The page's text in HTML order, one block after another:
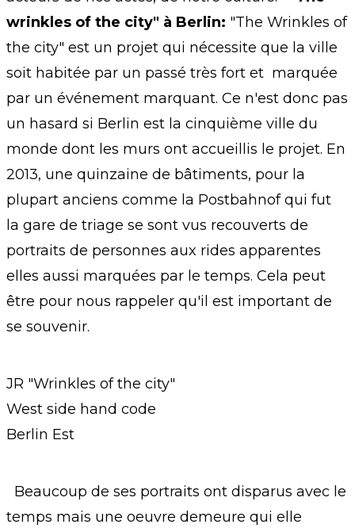
wrinkles of the city" à Berlin: "The Wrinkles of
the city" est un projet qui nécessite que la ville
soit habitée par un passé très fort et marquée
par un événement marquant. Ce n'est donc pas
un hasard si Berlin est la cinquième ville du
monde dont les murs ont accueillis le projet. En
2013, une quinzaine de bâtiments, pour la
plupart anciens comme la Postbahnof qui fut
la gare de triage se sont vus recouverts de
portraits de personnes aux rides apparentes
elles aussi marquées par le temps. Cela peut
être pour nous rappeler qu'il est important de
se souvenir.
JR "Wrinkles of the city"
West side hand code
Berlin Est
Beaucoup de ses portraits ont disparus avec le
temps mais une oeuvre demeure qui elle